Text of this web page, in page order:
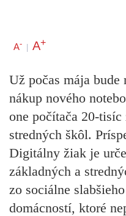
A- | A+
Už počas mája
nákup nového
one počítača 20-
stredných škôl.
Digitálny žiak je
základných a
zo sociálne
domácností, ktoré